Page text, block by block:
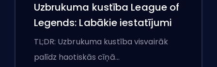
Uzbrukuma kustība League of
Legends: Labākie iestatījumi
TL;DR: Uzbrukuma kustība visvairāk
palīdz haotiskās cīņā…